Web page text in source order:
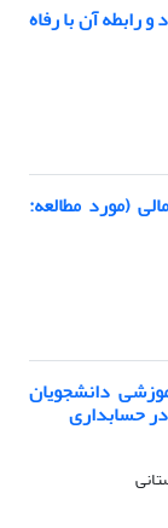
آن با رفاه
(مورد مطالعه:
دانشجویان
حسابداری